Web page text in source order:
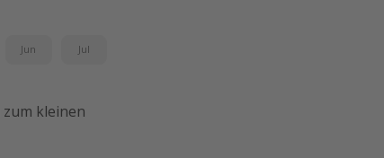
Jun Jul
zum kleinen